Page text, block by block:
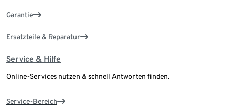
Garantie
Ersatzteile & Reparatur
Service & Hilfe
Online-Services nutzen & schnell Antworten finden.
Service-Bereich